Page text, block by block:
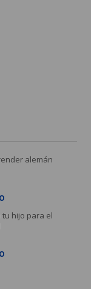
alemán
hijo para el